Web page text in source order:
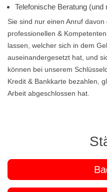
Telefonische Beratung
Sie sind nur einen Anruf
professionellen &
lassen, welcher sich in dem
auseinandergesetzt hat, und
können bei unserem
Kredit & Bankkarte bezahlen,
Arbeit abgeschlossen hat.